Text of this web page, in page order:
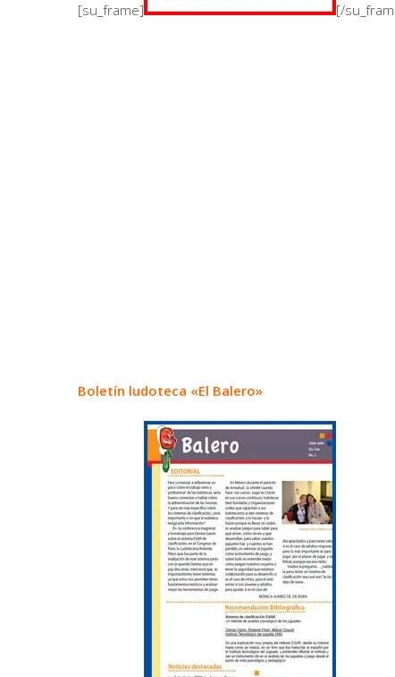
[su_frame] [/
Boletín ludoteca «El Balero»